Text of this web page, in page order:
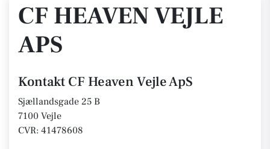
CF HEAVEN VEJLE
APS
Kontakt CF Heaven Vejle ApS
Sjællandsgade 25 B
7100 Vejle
CVR: 41478608